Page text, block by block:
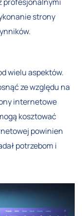
strony
wielu aspektów.
ze względu na
internetowe
kosztować
powinien
potrzebom i